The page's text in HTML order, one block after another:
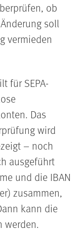
ob
soll
vermieden
für SEPA-
Das
wird
– noch
ausgeführt
und die IBAN
zusammen,
kann die
werden.